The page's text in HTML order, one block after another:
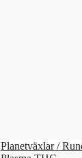
Planetväxlar /